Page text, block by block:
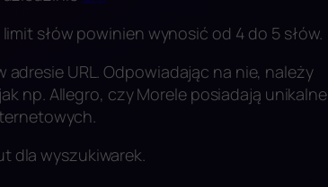
słów powinien wynosić od 4 do 5 słów.
URL. Odpowiadając na nie, należy
np. Allegro, czy Morele posiadają unikalne
dla wyszukiwarek.